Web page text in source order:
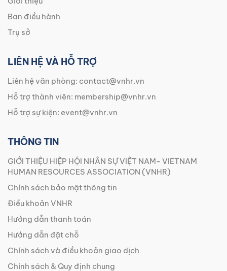
Ban điều hành
Trụ sở
LIÊN HỆ VÀ HỖ TRỢ
Liên hệ văn phòng: contact@vnhr.vn
Hỗ trợ thành viên: membership@vnhr.vn
Hỗ trợ sự kiện: event@vnhr.vn
THÔNG TIN
GIỚI THIỆU HIỆP HỘI NHÂN SỰ VIỆT NAM- VIETNAM
HUMAN RESOURCES ASSOCIATION (VNHR)
Chính sách bảo mật thông tin
Điều khoản VNHR
Hướng dẫn thanh toán
Hướng dẫn đặt chỗ
Chính sách và điều khoản giao dịch
Chính sách & Quy định chung